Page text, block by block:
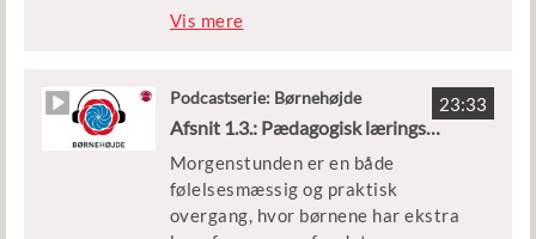
Medvirkende:
Leder, personale og børn fra
Børnehuset Hyldegården i Gladsaxe
Vært
Trine Beckett, journalist og
kommunikationsrådgiver
ordan I kan arbejde med evalue-
pædagogiske læ-ringsmiljø.
Vi besøger også dagplejen i
Odsherred, der ved at filme og
evaluere garderobesi-tuationen har
fået øje på, hvordan de bedre kan
Vis mere
23:33
Podcastserie: Børnehøjde
Afsnit 1.3.: Pædagogisk læringsmiljø om morgenen
Morgenstunden er en både
følelsesmæssig og praktisk
overgang, hvor børnene har ekstra